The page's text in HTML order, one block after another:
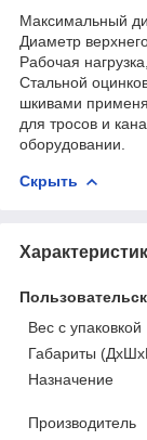
Максимальный
Диаметр
Рабочая
Стальной
шкивами
для тросов и
оборудовании.
Скрыть
Вес с упаковкой
Габариты
Назначение
Производитель